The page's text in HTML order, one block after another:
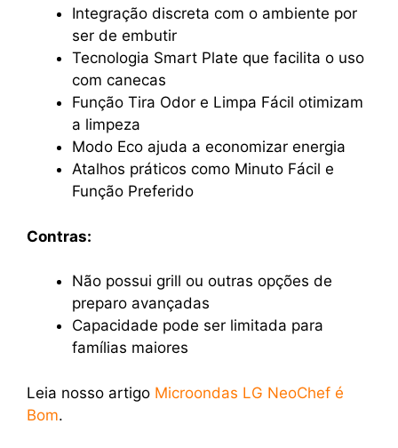
Integração discreta com o ambiente por
ser de embutir
Tecnologia Smart Plate que facilita o uso
com canecas
Função Tira Odor e Limpa Fácil otimizam
a limpeza
Modo Eco ajuda a economizar energia
Atalhos práticos como Minuto Fácil e
Função Preferido
Contras:
Não possui grill ou outras opções de
preparo avançadas
Capacidade pode ser limitada para
famílias maiores
Leia nosso artigo Microondas LG NeoChef é
Bom.